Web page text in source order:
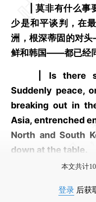
莫非有什么事
少是和平谈判，在
洲，根深蒂固的对
鲜和韩国——都已经
Is there
Suddenly peace,
breaking out in
Asia, entrenched
North and South
down at the table.
本文共计
登录 后获